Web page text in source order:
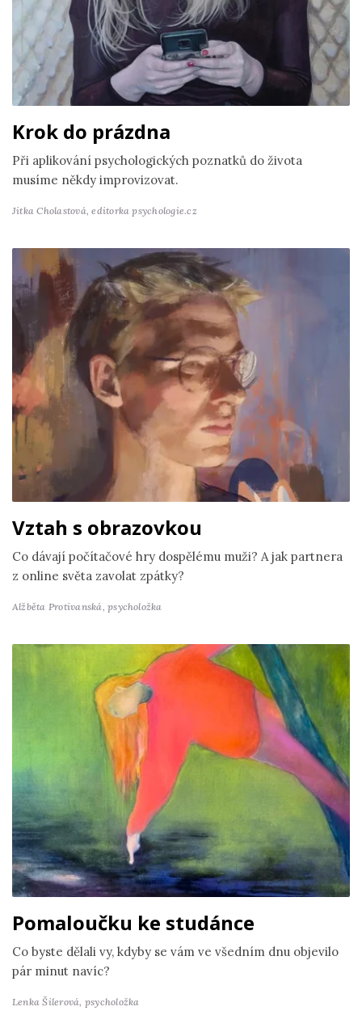
Krok do prázdna
Při aplikování psychologických poznatků do života
musíme někdy improvizovat.
Jitka Cholastová,editorka psychologie.cz
Vztah s obrazovkou
Co dávají počítačové hry dospělému muži? A jak partnera
z online světa zavolat zpátky?
Alžběta Protivanská,psycholožka
Pomaloučku ke studánce
Co byste dělali vy, kdyby se vám ve všedním dnu objevilo
pár minut navíc?
Lenka Šilerová, psycholožka